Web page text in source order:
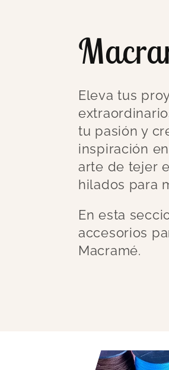
C
o
l
e
c
c
Eleva tus
tu pasión y
inspiración
arte de tejer
hilados para
En esta
accesorios
Macramé.